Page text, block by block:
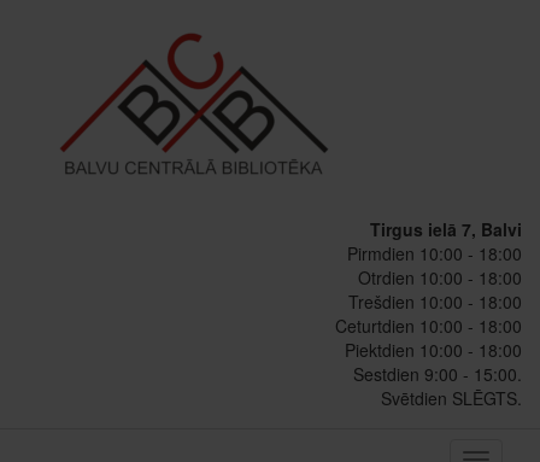
Tirgus ielā 7, Balvi
Pirmdien 10:00 - 18:00
Otrdien 10:00 - 18:00
Trešdien 10:00 - 18:00
Ceturtdien 10:00 - 18:00
Piektdien 10:00 - 18:00
Sestdien 9:00 - 15:00.
Svētdien SLĒGTS.